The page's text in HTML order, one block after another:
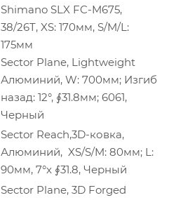
Shimano SLX FC-M675,
38/26T, XS: 170мм, S/M/L:
175мм
Sector Plane, Lightweight
Алюминий, W: 700мм; Изгиб
назад: 12°, ∮31.8мм; 6061,
Черный
Sector Reach,3D-ковка,
Алюминий, XS/S/M: 80мм; L:
90мм, 7°x ∮31.8, Черный
Sector Plane, 3D Forged